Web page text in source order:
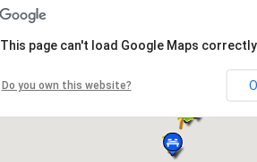
This page can't load Google Maps
Do you own this website?